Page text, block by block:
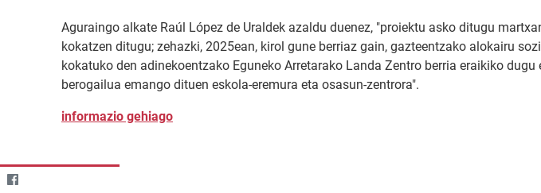
Aguraingo alkate Raúl López de Uraldek azaldu duenez, "proiektu asko ditugu
kokatzen ditugu; zehazki, 2025ean, kirol gune berriaz gain, gazteentzako alokairu
kokatuko den adinekoentzako Eguneko Arretarako Landa Zentro berria eraikiko
berogailua emango dituen eskola-eremura eta osasun-zentrora".
informazio gehiago